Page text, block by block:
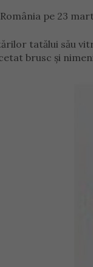
pe 23
tatălui său
brusc și